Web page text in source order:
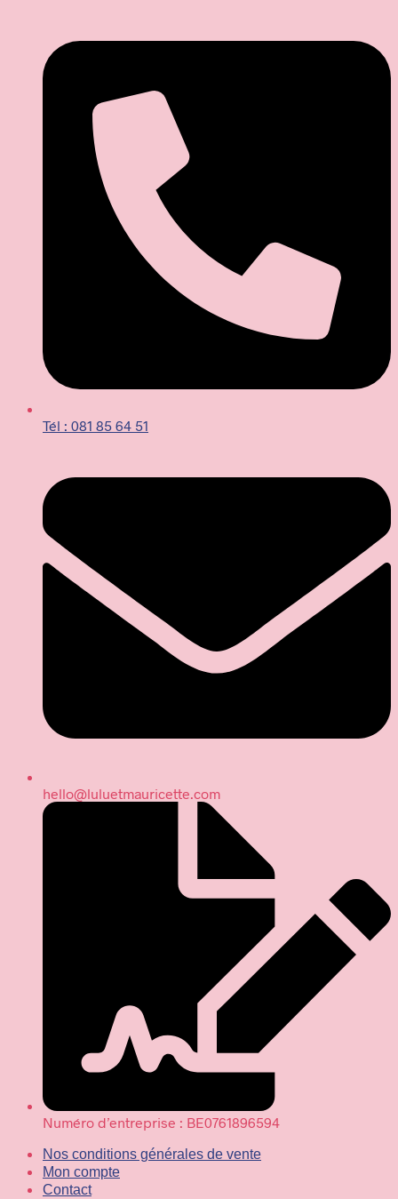
Tél : 081 85 64 51
hello@luluetmauricette.com
Numéro d’entreprise : BE0761896594
Nos conditions générales de vente
Mon compte
Contact